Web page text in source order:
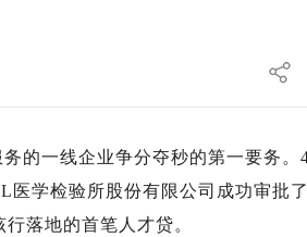
一线企业争分夺秒的第一要务。
学检验所股份有限公司成功审批
落地的首笔人才贷。